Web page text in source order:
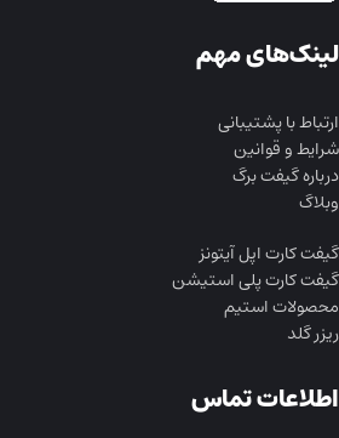
لینک‌های مهم
ارتباط با پشتیبانی
شرایط و قوانین
درباره گیفت برگ
وبلاگ
گیفت کارت اپل آیتونز
گیفت کارت پلی استیشن
محصولات استیم
ریزر گلد
اطلاعات تماس